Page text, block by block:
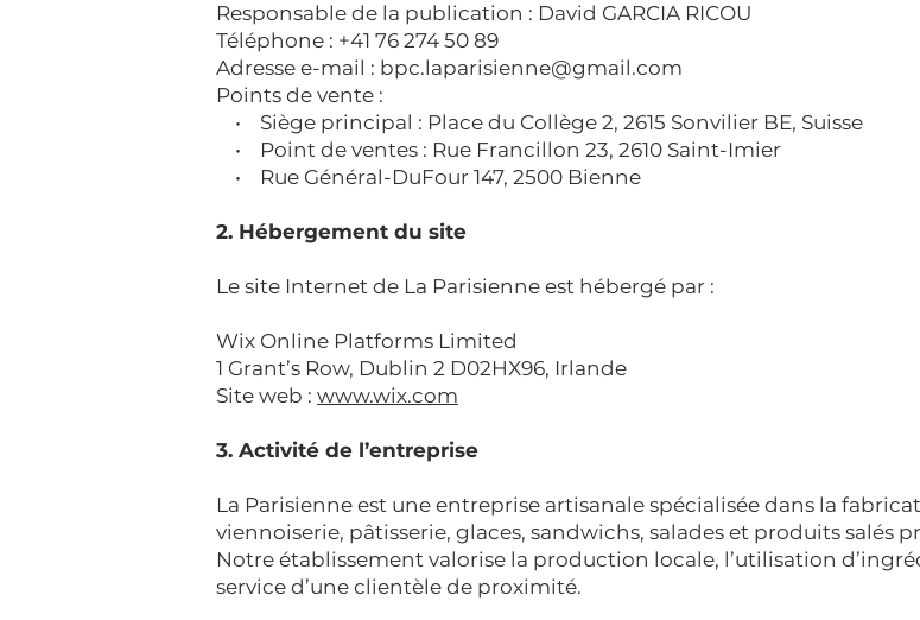
Responsable de la publication : David GARCIA RICOU
Téléphone : +41 76 274 50 89
Adresse e-mail : bpc.laparisienne@gmail.com
Points de vente :
• Siège principal : Place du Collège 2, 2615 Sonvilier BE, Suisse
• Point de ventes : Rue Francillon 23, 2610 Saint-Imier
• Rue Général-DuFour 147, 2500 Bienne
2. Hébergement du site
Le site Internet de La Parisienne est hébergé par :
Wix Online Platforms Limited
1 Grant’s Row, Dublin 2 D02HX96, Irlande
Site web : www.wix.com
3. Activité de l’entreprise
La Parisienne est une entreprise artisanale spécialisée dans la
viennoiserie, pâtisserie, glaces, sandwichs, salades et produits salés
Notre établissement valorise la production locale, l’utilisation
service d’une clientèle de proximité.